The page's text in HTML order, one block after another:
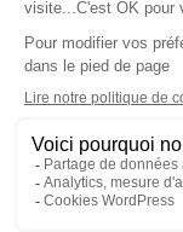
Les cookies
Gestion des